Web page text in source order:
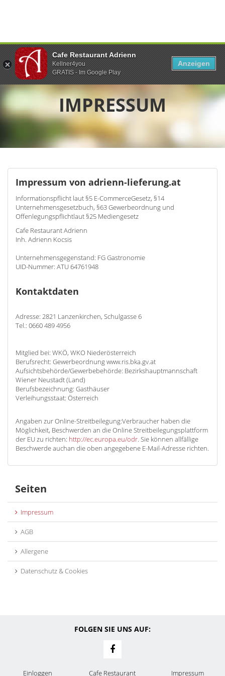
IMPRESSUM
Impressum von adrienn-lieferung.at
Informationspflicht laut §5 E-CommerceGesetz, §14
Unternehmensgesetzbuch, §63 Gewerbeordnung und
Offenlegungspflichtlaut §25 Mediengesetz
Cafe Restaurant Adrienn
Inh. Adrienn Kocsis
Unternehmensgegenstand: FG Gastronomie
UID-Nummer: ATU 64761948
Kontaktdaten
Adresse: 2821 Lanzenkirchen, Schulgasse 6
Tel.: 0660 489 4956
Mitglied bei: WKÖ, WKO Niederösterreich
Berufsrecht: Gewerbeordnung www.ris.bka.gv.at
Aufsichtsbehörde/Gewerbebehörde: Bezirkshauptmannschaft
Wiener Neustadt (Land)
Berufsbezeichnung: Gasthäuser
Verleihungsstaat: Österreich
Angaben zur Online-Streitbeilegung:Verbraucher haben die
Möglichkeit, Beschwerden an die Online Streitbeilegungsplattform
der EU zu richten: http://ec.europa.eu/odr. Sie können allfällige
Beschwerde auchan die oben angegebene E-Mail-Adresse richten.
Seiten
Impressum
AGB
Allergene
Datenschutz & Cookies
FOLGEN SIE UNS AUF:
Einloggen Cafe Restaurant Impressum
Cafe Restaurant Adrienn
Kellner4you
GRATIS - Im Google Play
Anzeigen